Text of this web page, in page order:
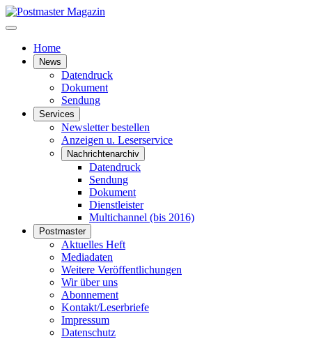
Home
News
Datendruck
Dokument
Sendung
Services
Newsletter bestellen
Anzeigen u. Leserservice
Nachrichtenarchiv
Datendruck
Sendung
Dokument
Dienstleister
Multichannel (bis 2016)
Postmaster
Aktuelles Heft
Mediadaten
Weitere Veröffentlichungen
Wir über uns
Abonnement
Kontakt/Leserbriefe
Impressum
Datenschutz